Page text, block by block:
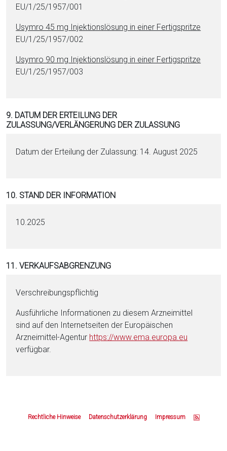
EU/1/25/1957/001
Usymro 45 mg In­jektionslösung in ei­ner Fertigspritze
EU/1/25/1957/002
Usymro 90 mg In­jektionslösung in ei­ner Fertigspritze
EU/1/25/1957/003
9. DATUM DER ERTEILUNG DER
ZULASSUNG/VERLÄNGERUNG DER ZULASSUNG
Datum der Erteilung der Zulassung: 14. August 2025
10. STAND DER INFORMATION
10.2025
11. VERKAUFSABGRENZUNG
Verschreibungspflichtig
Ausführliche Informationen zu diesem Arzneimittel
sind auf den Internetseiten der Europäischen
Arzneimittel-Agentur https://www.ema.europa.eu
verfügbar.
Rechtliche Hinweise Datenschutzerklärung Impressum